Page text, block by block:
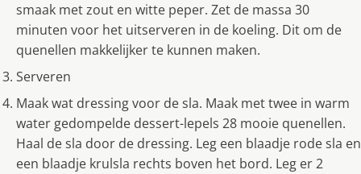
smaak met zout en witte peper. Zet de massa 30
minuten voor het uitserveren in de koeling. Dit om de
quenellen makkelijker te kunnen maken.
Serveren
Maak wat dressing voor de sla. Maak met twee in warm
water gedompelde dessert-lepels 28 mooie quenellen.
Haal de sla door de dressing. Leg een blaadje rode sla en
een blaadje krulsla rechts boven het bord. Leg er 2